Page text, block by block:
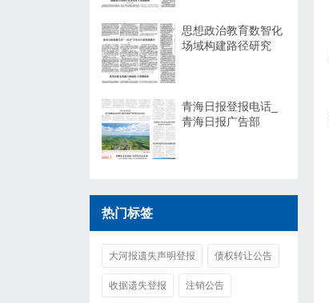
思想政治教育数智化
场域构建路径研究
青海日报登报电话_
青海日报广告部
热门标签
大河报遗失声明登报 债权转让公告
收据遗失登报 注销公告